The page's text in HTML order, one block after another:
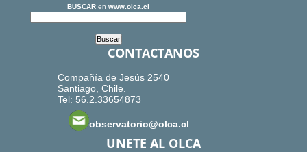
BUSCAR en www.olca.cl
CONTACTANOS
Compañía de Jesús 2540
Santiago, Chile.
Tel: 56.2.33654873
observatorio@olca.cl
UNETE AL OLCA